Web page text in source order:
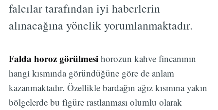
falcılar tarafından iyi haberlerin
alınacağına yönelik yorumlanmaktadır.
Falda horoz görülmesi horozun kahve fincanının
hangi kısmında göründüğüne göre de anlam
kazanmaktadır. Özellikle bardağın ağız kısmına yakın
bölgelerde bu figüre rastlanması olumlu olarak